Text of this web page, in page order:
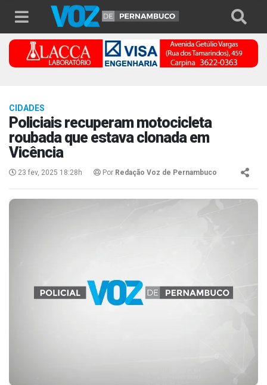
CIDADES
Policiais recuperam motocicleta
roubada que estava clonada em
Vicência
23 fev, 2025 18:28h Por Redação Voz de Pernambuco